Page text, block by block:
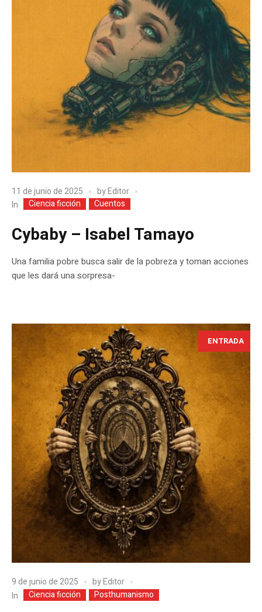
11 de junio de 2025 byEditor
In
Ciencia ficción Cuentos
Cybaby – Isabel Tamayo
Una familia pobre busca salir de la pobreza y toman acciones
que les dará una sorpresa-
ENTRADA
9 de junio de 2025 byEditor
In
Ciencia ficción Posthumanismo